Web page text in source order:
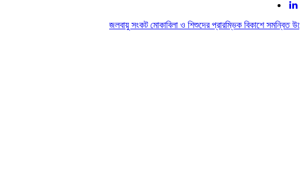
জলবায়ু সংকট মোকাবিলা ও শিশুদের প্রারম্ভিক বিকাশে সমন্বিত